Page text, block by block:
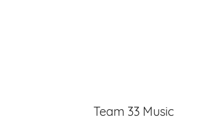
Team 33 Music